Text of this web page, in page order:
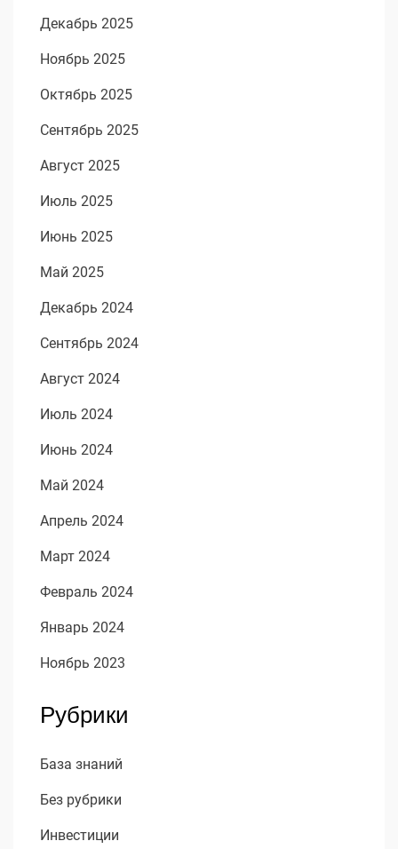
Декабрь 2025
Ноябрь 2025
Октябрь 2025
Сентябрь 2025
Август 2025
Июль 2025
Июнь 2025
Май 2025
Декабрь 2024
Сентябрь 2024
Август 2024
Июль 2024
Июнь 2024
Май 2024
Апрель 2024
Март 2024
Февраль 2024
Январь 2024
Ноябрь 2023
Рубрики
База знаний
Без рубрики
Инвестиции